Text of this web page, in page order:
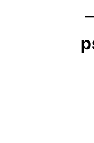
–